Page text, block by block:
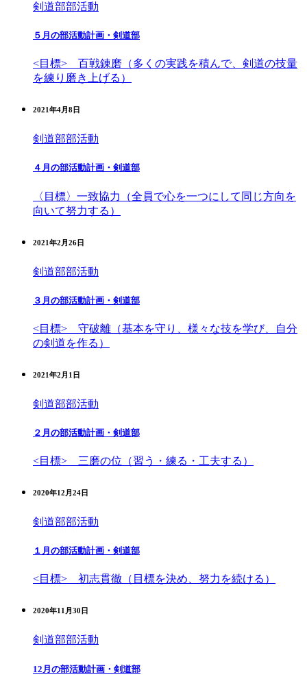
剣道部部活動
５月の部活動計画・剣道部
<目標> 百戦錬磨（多くの実践を積んで、剣道の技量
を練り磨き上げる）
2021年4月8日
剣道部部活動
４月の部活動計画・剣道部
〈目標〉一致協力（全員で心を一つにして同じ方向を
向いて努力する）
2021年2月26日
剣道部部活動
３月の部活動計画・剣道部
<目標> 守破離（基本を守り、様々な技を学び、自分
の剣道を作る）
2021年2月1日
剣道部部活動
２月の部活動計画・剣道部
<目標> 三磨の位（習う・練る・工夫する）
2020年12月24日
剣道部部活動
１月の部活動計画・剣道部
<目標> 初志貫徹（目標を決め、努力を続ける）
2020年11月30日
剣道部部活動
12月の部活動計画・剣道部